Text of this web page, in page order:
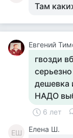
Там
Евгений
гвозди
дешевка
НАДО
6 лет
ЕШ Елена Ш.